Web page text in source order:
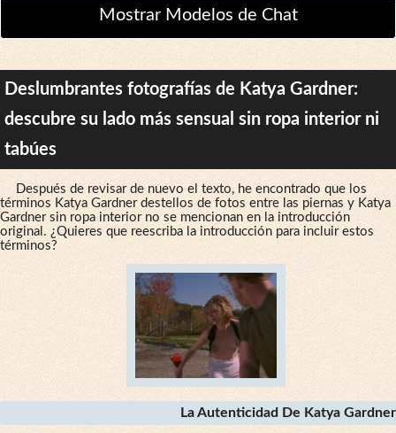
Mostrar Modelos de Chat
Deslumbrantes fotografías de Katya Gardner:
descubre su lado más sensual sin ropa interior ni
tabúes
Después de revisar de nuevo el texto, he encontrado que los
términos Katya Gardner destellos de fotos entre las piernas y Katya
Gardner sin ropa interior no se mencionan en la introducción
original. ¿Quieres que reescriba la introducción para incluir estos
términos?
La Autenticidad De Katya Gardner